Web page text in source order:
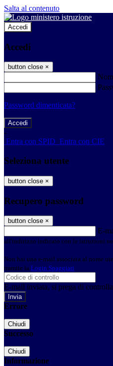
Salta al contenuto
Accedi
Accedi
button close ×
Password dimenticata?
-
Entra con SPID Entra con CIE
Seleziona utente
button close ×
Recupero password
button close ×
E-
all'indirizzo indicato con le istruzioni
Non hai una e-mail associata al nome
tramite la Login Spaggiari
E-mail inviata, si prega di
Errore
Chiudi
Successo
Chiudi
Informazione